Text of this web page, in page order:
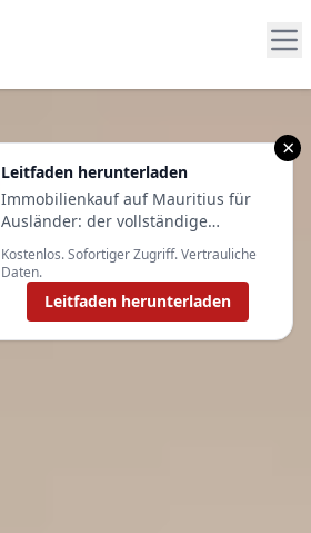
×
Leitfaden herunterladen
Immobilienkauf auf Mauritius für
Ausländer: der vollständige
Leitfaden 2025
Kostenlos. Sofortiger Zugriff. Vertrauliche
Daten.
Leitfaden herunterladen